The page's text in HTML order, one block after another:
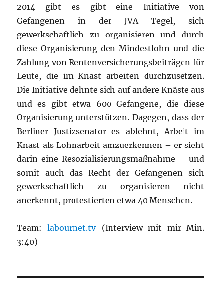
2014 gibt es gibt eine Initiative von
Gefangenen in der JVA Tegel, sich
gewerkschaftlich zu organisieren und durch
diese Organisierung den Mindestlohn und die
Zahlung von Rentenversicherungsbeiträgen für
Leute, die im Knast arbeiten durchzusetzen.
Die Initiative dehnte sich auf andere Knäste aus
und es gibt etwa 600 Gefangene, die diese
Organisierung unterstützen. Dagegen, dass der
Berliner Justizsenator es ablehnt, Arbeit im
Knast als Lohnarbeit amzuerkennen – er sieht
darin eine Resozialisierungsmaßnahme – und
somit auch das Recht der Gefangenen sich
gewerkschaftlich zu organisieren nicht
anerkennt, protestierten etwa 40 Menschen.
Team:labournet.tv(Interview mit mir Min.
3:40)